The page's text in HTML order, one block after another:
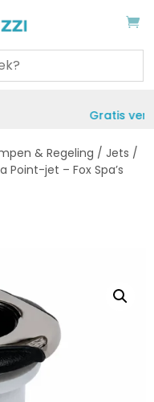
vanaf €50
& Regeling / Jets /
Point-jet – Fox Spa’s